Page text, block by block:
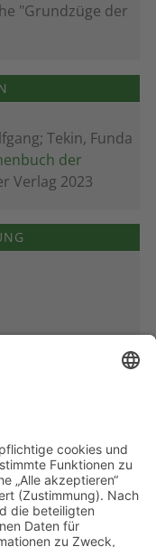
"Grundzüge der
Tekin, Funda
der
Verlag 2023